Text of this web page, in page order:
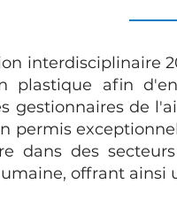
interdisciplinaire
plastique afin
gestionnaires de
permis
dans des
offrant